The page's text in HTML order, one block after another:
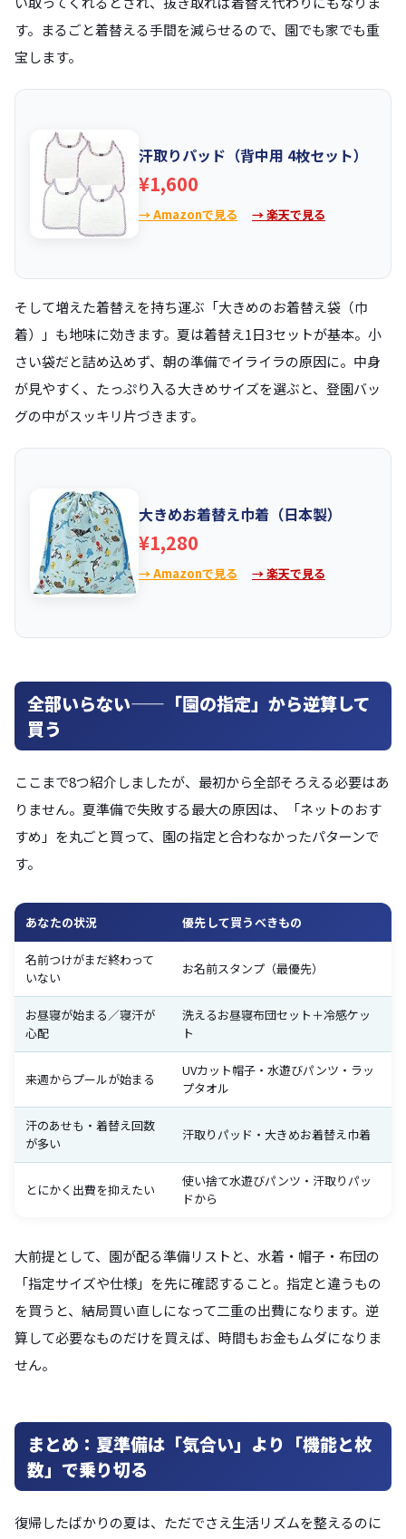
す。まるごと着替える手間を減らせるので、園でも家でも重
宝します。
汗取りパッド（背中用 4枚セット）
¥1,600
→ Amazonで見る → 楽天で見る
そして増えた着替えを持ち運ぶ「大きめのお着替え袋（巾
着）」も地味に効きます。夏は着替え1日3セットが基本。小
さい袋だと詰め込めず、朝の準備でイライラの原因に。中身
が見やすく、たっぷり入る大きめサイズを選ぶと、登園バッ
グの中がスッキリ片づきます。
大きめお着替え巾着（日本製）
¥1,280
→ Amazonで見る → 楽天で見る
全部いらない——「園の指定」から逆算して
買う
ここまで8つ紹介しましたが、最初から全部そろえる必要はあ
りません。夏準備で失敗する最大の原因は、「ネットのおす
すめ」を丸ごと買って、園の指定と合わなかったパターンで
す。
あなたの状況 優先して買うべきもの
名前つけがまだ終わって
いない
お名前スタンプ（最優先）
お昼寝が始まる／寝汗が
心配
洗えるお昼寝布団セット＋冷感ケッ
ト
来週からプールが始まる
UVカット帽子・水遊びパンツ・ラッ
プタオル
汗のあせも・着替え回数
が多い
汗取りパッド・大きめお着替え巾着
とにかく出費を抑えたい
使い捨て水遊びパンツ・汗取りパッ
ドから
大前提として、園が配る準備リストと、水着・帽子・布団の
「指定サイズや仕様」を先に確認すること。指定と違うもの
を買うと、結局買い直しになって二重の出費になります。逆
算して必要なものだけを買えば、時間もお金もムダになりま
せん。
まとめ：夏準備は「気合い」より「機能と枚
数」で乗り切る
復帰したばかりの夏は、ただでさえ生活リズムを整えるのに